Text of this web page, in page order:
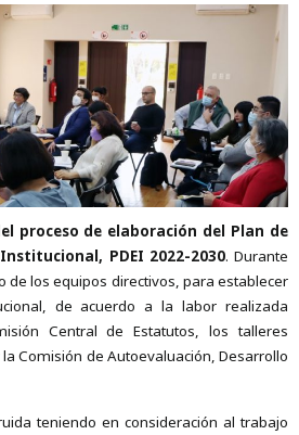
proceso de elaboración del Plan de
PDEI 2022-2030. Durante
de los equipos directivos, para establecer
de acuerdo a la labor realizada
Central de Estatutos, los talleres
Comisión de Autoevaluación, Desarrollo
teniendo en consideración al trabajo